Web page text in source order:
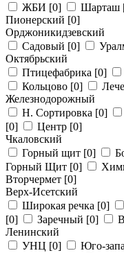
ЖБИ [0] Шарташ
Пионерский [0]
Орджоникидзевский
Садовый [0]
Октябрьский
Птицефабрика [0]
Кольцово [0]
Железнодорожный
Н. Сортировка [0]
[0]
Центр [0]
Чкаловский
Горный щит [0]
Горный Щит [0]
Вторчермет [0]
Верх-Исетский
Широкая речка [0]
[0]
Заречный [0]
Ленинский
УНЦ [0] Юго-